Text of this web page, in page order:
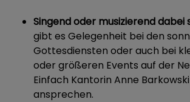
Singend oder musizierend dabei
gibt es Gelegenheit bei den
Gottesdiensten oder auch bei
oder größeren Events auf der
Einfach Kantorin Anne Barkowski
ansprechen.